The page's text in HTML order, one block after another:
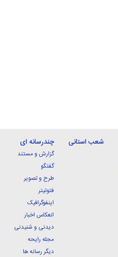
شعب استانی چندرسانه ای
گزارش و مستند
گفتگو
طرح و تصویر
فتوتیتر
اینفوگرافیک
انعکاس اخبار
دیدنی و شنیدنی
مجله رایحه
دیگر رسانه ها